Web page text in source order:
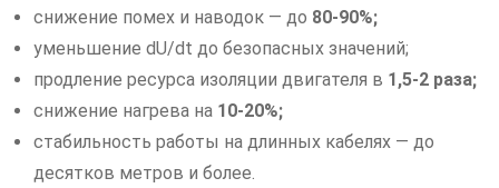
снижение помех и наводок — до 80-90%;
уменьшение dU/dt до безопасных значений;
продление ресурса изоляции двигателя в 1,5-2 раза;
снижение нагрева на 10-20%;
стабильность работы на длинных кабелях — до
десятков метров и более.